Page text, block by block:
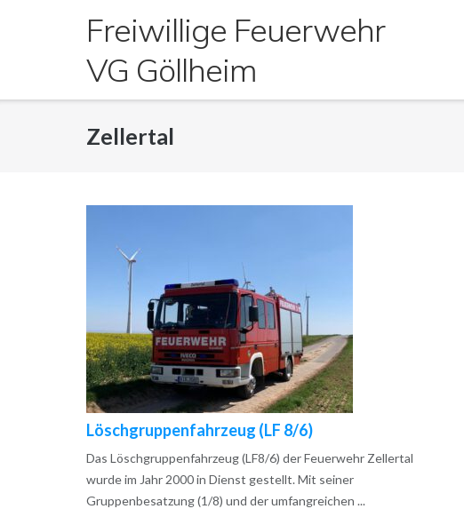
Freiwillige Feuerwehr
VG Göllheim
Zellertal
Löschgruppenfahrzeug (LF 8/6)
Das Löschgruppenfahrzeug (LF8/6) der Feuerwehr Zellertal
wurde im Jahr 2000 in Dienst gestellt. Mit seiner
Gruppenbesatzung (1/8) und der umfangreichen ...